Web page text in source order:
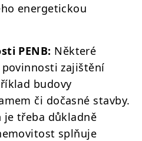
energetickou
PENB: Některé
zajištění
budovy
či dočasné stavby.
je třeba důkladně
splňuje